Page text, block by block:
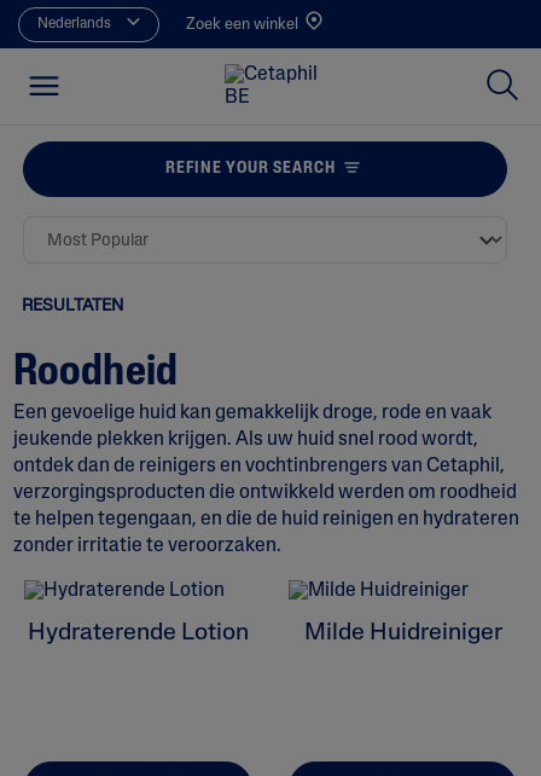
Nederlands Zoek een winkel
REFINE YOUR SEARCH
ALL FILTERS
RESULTATEN
Roodheid
Een gevoelige huid kan gemakkelijk droge, rode en vaak
jeukende plekken krijgen. Als uw huid snel rood wordt,
ontdek dan de reinigers en vochtinbrengers van Cetaphil,
verzorgingsproducten die ontwikkeld werden om roodheid
te helpen tegengaan, en die de huid reinigen en hydrateren
zonder irritatie te veroorzaken.
Hydraterende Lotion Milde Huidreiniger